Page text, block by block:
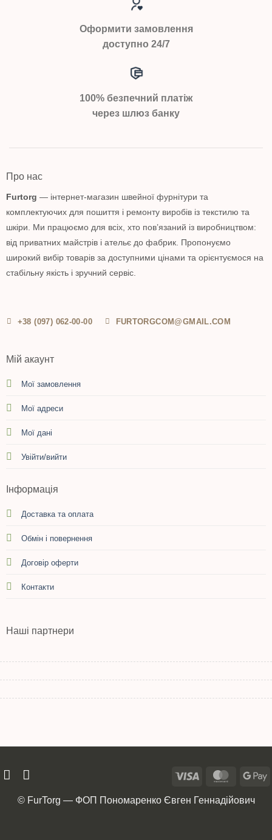
Оформити замовлення
доступно 24/7
100% безпечний платіж
через шлюз банку
Про нас
Furtorg — інтернет-магазин швейної фурнітури та
комплектуючих для пошиття і ремонту виробів із текстилю та
шкіри. Ми працюємо для всіх, хто пов’язаний із виробництвом:
від приватних майстрів і ательє до фабрик. Пропонуємо
широкий вибір товарів за доступними цінами та орієнтуємося на
стабільну якість і зручний сервіс.
+38 (097) 062-00-00 FURTORGCOM@GMAIL.COM
Мій акаунт
Мої замовлення
Мої адреси
Мої дані
Увійти/вийти
Інформація
Доставка та оплата
Обмін і повернення
Договір оферти
Контакти
Наші партнери
© FurTorg — ФОП Пономаренко Євген Геннадійович